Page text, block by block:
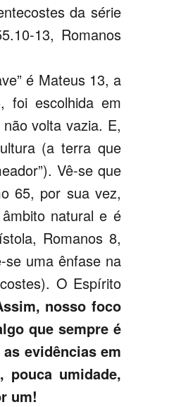
da série
13, Romanos
é Mateus 13, a
foi escolhida em
volta vazia. E,
(a terra que
Vê-se que
65, por sua vez,
natural e é
Romanos 8,
se uma ênfase na
O Espírito
nosso foco
que sempre é
evidências em
umidade,
um!